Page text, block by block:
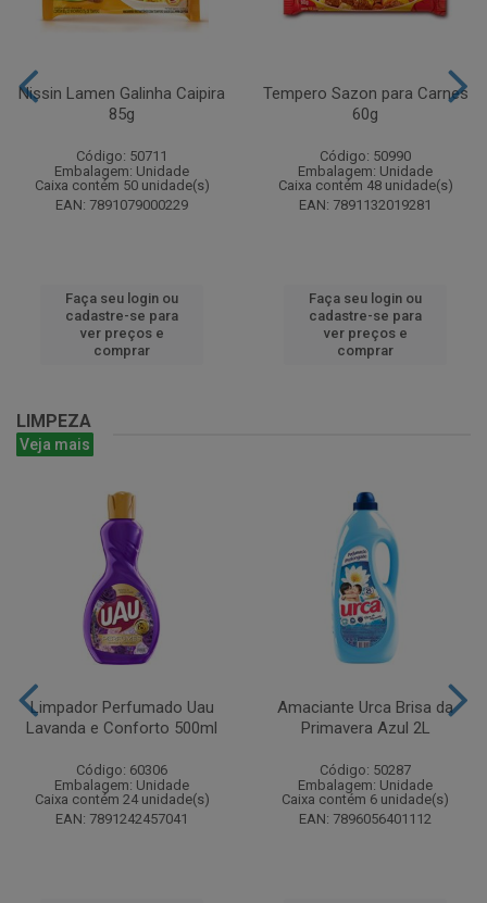
Nissin Lamen Galinha Caipira
85g
Código: 50711
Embalagem: Unidade
Caixa contém 50 unidade(s)
EAN: 7891079000229
Faça seu login ou
cadastre-se para
ver preços e
comprar
Tempero Sazon para Carnes
60g
Código: 50990
Embalagem: Unidade
Caixa contém 48 unidade(s)
EAN: 7891132019281
Faça seu login ou
cadastre-se para
ver preços e
comprar
LIMPEZA
Veja mais
Limpador Perfumado Uau
Lavanda e Conforto 500ml
Código: 60306
Embalagem: Unidade
Caixa contém 24 unidade(s)
EAN: 7891242457041
Amaciante Urca Brisa da
Primavera Azul 2L
Código: 50287
Embalagem: Unidade
Caixa contém 6 unidade(s)
EAN: 7896056401112